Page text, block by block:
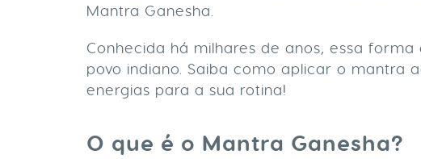
Mantra Ganesha.
Conhecida há milhares de anos, essa
povo indiano. Saiba como aplicar o mantra
energias para a sua rotina!
O que é o Mantra Ganesha?